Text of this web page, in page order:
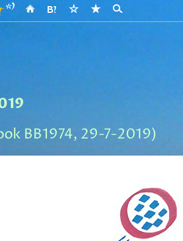
BB1974, 29-7-2019)